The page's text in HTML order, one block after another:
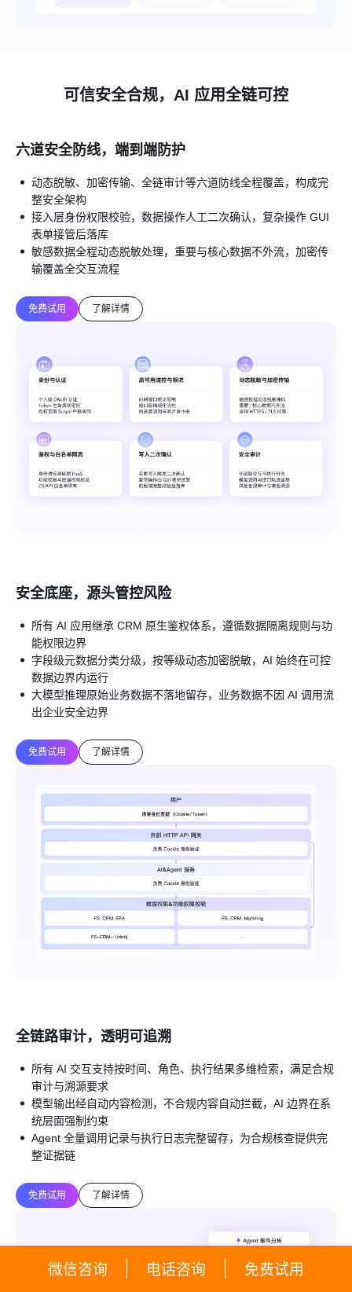
微信咨询 电话咨询 免费试用
可信安全合规，AI 应用全链可控
六道安全防线，端到端防护
动态脱敏、加密传输、全链审计等六道防线全程覆盖，构成完
整安全架构
接入层身份权限校验，数据操作人工二次确认，复杂操作 GUI
表单接管后落库
敏感数据全程动态脱敏处理，重要与核心数据不外流，加密传
输覆盖全交互流程
免费试用 了解详情
安全底座，源头管控风险
所有 AI 应用继承 CRM 原生鉴权体系，遵循数据隔离规则与功
能权限边界
字段级元数据分类分级，按等级动态加密脱敏，AI 始终在可控
数据边界内运行
大模型推理原始业务数据不落地留存，业务数据不因 AI 调用流
出企业安全边界
免费试用 了解详情
全链路审计，透明可追溯
所有 AI 交互支持按时间、角色、执行结果多维检索，满足合规
审计与溯源要求
模型输出经自动内容检测，不合规内容自动拦截，AI 边界在系
统层面强制约束
Agent 全量调用记录与执行日志完整留存，为合规核查提供完
整证据链
免费试用 了解详情